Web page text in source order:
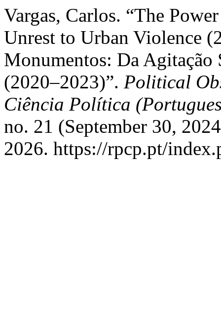
Vargas, Carlos. “The
Unrest to Urban Violence
Monumentos: Da
(2020–2023)”. Political
Ciência Política
no. 21 (September 30,
2026. https://rpcp.pt/